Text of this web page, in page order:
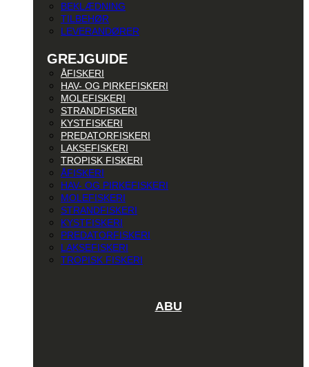
BEKLÆDNING
TILBEHØR
LEVERANDØRER
GREJGUIDE
ÅFISKERI
HAV- OG PIRKEFISKERI
MOLEFISKERI
STRANDFISKERI
KYSTFISKERI
PREDATORFISKERI
LAKSEFISKERI
TROPISK FISKERI
ÅFISKERI
HAV- OG PIRKEFISKERI
MOLEFISKERI
STRANDFISKERI
KYSTFISKERI
PREDATORFISKERI
LAKSEFISKERI
TROPISK FISKERI
ABU